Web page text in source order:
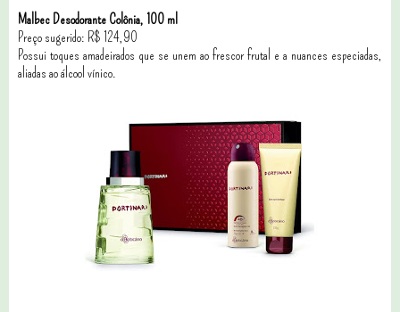
Malbec Desodorante Colônia, 100 ml
Preço sugerido: R$ 124,90
Possui toques amadeirados que se unem ao frescor frutal e a nuances especiadas,
aliadas ao álcool vínico.